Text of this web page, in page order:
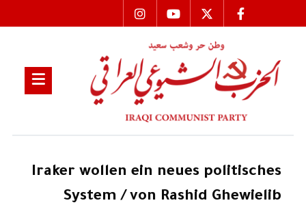
Iraker wollen ein neues politisches
System / von Rashid Ghewielib